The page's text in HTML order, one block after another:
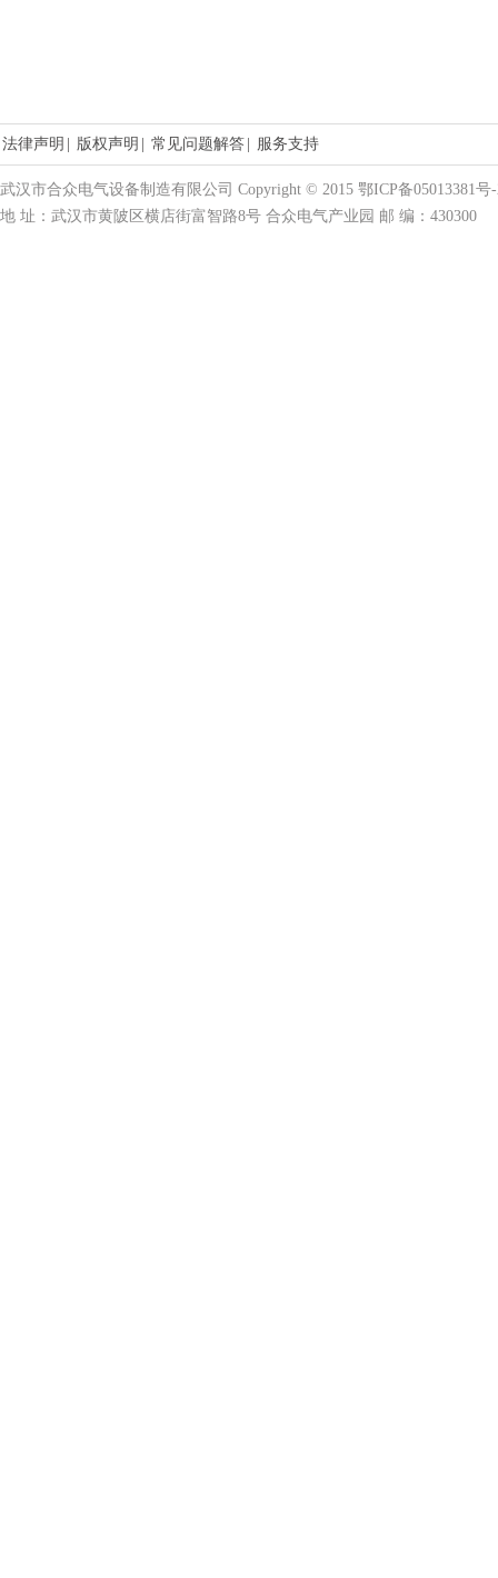
法律声明 版权声明 常见问题解答 服务支持
武汉市合众电气设备制造有限公司 Copyright © 2015 鄂ICP备05013381号
地 址：武汉市黄陂区横店街富智路8号 合众电气产业园 邮 编：430300